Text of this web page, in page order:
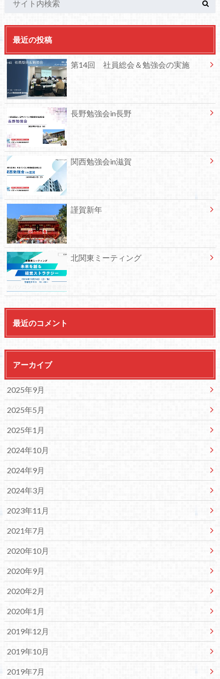
最近の投稿
第14回 社員総会＆勉強会の実施
長野勉強会in長野
関西勉強会in滋賀
謹賀新年
北関東ミーティング
最近のコメント
アーカイブ
2025年9月
2025年5月
2025年1月
2024年10月
2024年9月
2024年3月
2023年11月
2021年7月
2020年10月
2020年9月
2020年2月
2020年1月
2019年12月
2019年10月
2019年7月